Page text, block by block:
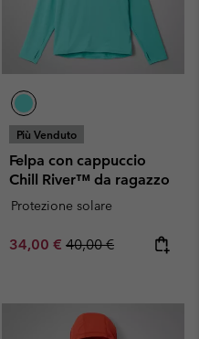
Più Venduto
Felpa con cappuccio
Chill River™ da ragazzo
Protezione solare
Sale price:
34,00 € Regular price:
40,00 €